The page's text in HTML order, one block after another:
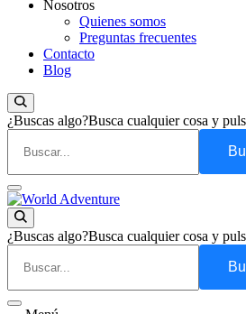
Nosotros
Quienes somos
Preguntas frecuentes
Contacto
Blog
¿Buscas algo?Busca cualquier cosa y
World Adventure
Viajes Turismo Activo
¿Buscas algo?Busca cualquier cosa y